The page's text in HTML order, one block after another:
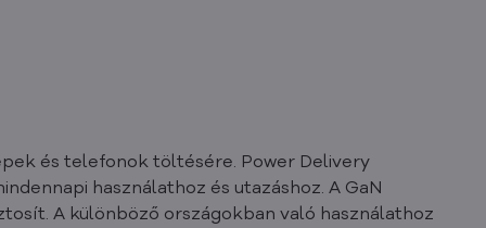
és telefonok töltésére. Power Delivery
használathoz és utazáshoz. A GaN
A különböző országokban való használathoz